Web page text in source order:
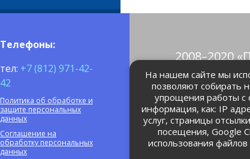
Телефоны:
тел: +7 (812) 971-42-
42
Политика об обработке и
защите персональных
данных
Соглашение на
обработку персональных
данных
2008–2020
© Все
На нашем сайте мы
позволяют собирать
упрощения работы с
информация, как: IP
услуг, страницы
посещения, Google
использования